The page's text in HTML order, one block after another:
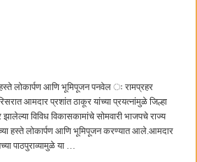
लोकार्पण आणि भूमिपूजन पनवेल ः रामप्रहर
आमदार प्रशांत ठाकूर यांच्या प्रयत्नांमुळे जिल्हा
झालेल्या विविध विकासकामांचे सोमवारी भाजपचे राज्य
हस्ते लोकार्पण आणि भूमिपूजन करण्यात आले.आमदार
पाठपुराव्यामुळे या …